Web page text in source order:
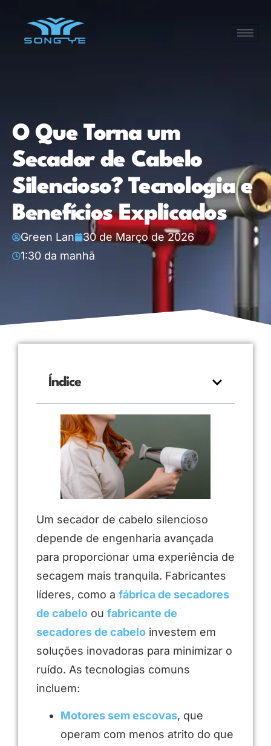
O Que Torna um
Secador de Cabelo
Silencioso? Tecnologia e
Benefícios Explicados
Green Lan
30 de Março de 2026
1:30 da manhã
Índice
Um secador de cabelo silencioso
depende de engenharia avançada
para proporcionar uma experiência de
secagem mais tranquila. Fabricantes
líderes, como a fábrica de secadores
de cabelo ou fabricante de
secadores de cabelo investem em
soluções inovadoras para minimizar o
ruído. As tecnologias comuns
incluem:
Motores sem escovas, que
operam com menos atrito do que